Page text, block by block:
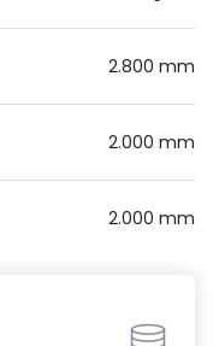
2.800 mm
2.000 mm
2.000 mm